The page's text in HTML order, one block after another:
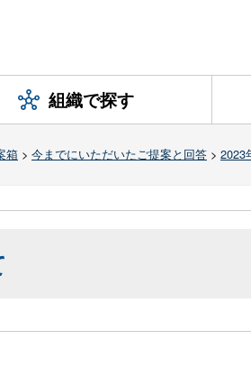
組織で探す
箱 > 今までにいただいたご提案と回答 > 2023